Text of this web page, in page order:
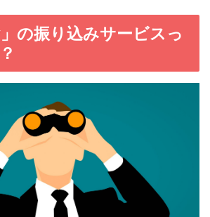
」の振り込みサービスっ